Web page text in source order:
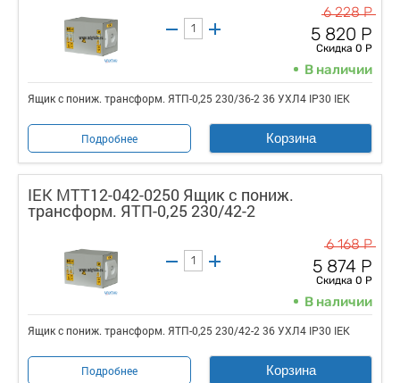
6 228 Р
5 820 Р
Скидка 0 Р
В наличии
Ящик с пониж. трансформ. ЯТП-0,25 230/36-2 36 УХЛ4 IP30 IEK
Подробнее Корзина
IEK MTT12-042-0250 Ящик с пониж.
трансформ. ЯТП-0,25 230/42-2
6 168 Р
5 874 Р
Скидка 0 Р
В наличии
Ящик с пониж. трансформ. ЯТП-0,25 230/42-2 36 УХЛ4 IP30 IEK
Подробнее Корзина